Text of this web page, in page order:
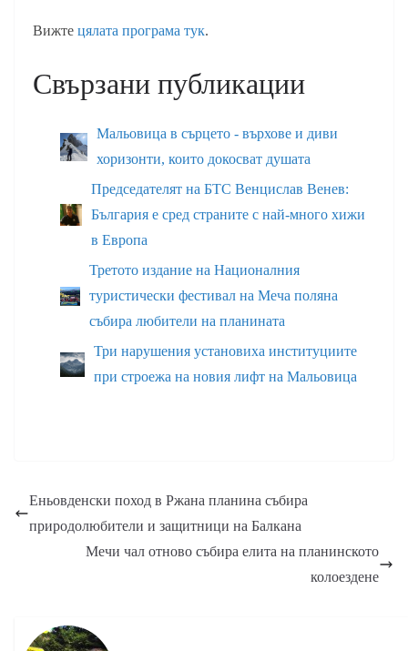
Вижте цялата програма тук.
Свързани публикации
Мальовица в сърцето - върхове и диви
хоризонти, които докосват душата
Председателят на БТС Венцислав Венев:
България е сред страните с най-много хижи
в Европа
Третото издание на Националния
туристически фестивал на Меча поляна
събира любители на планината
Три нарушения установиха институциите
при строежа на новия лифт на Мальовица
Еньовденски поход в Ржана планина събира
природолюбители и защитници на Балкана
Мечи чал отново събира елита на планинското
колоездене